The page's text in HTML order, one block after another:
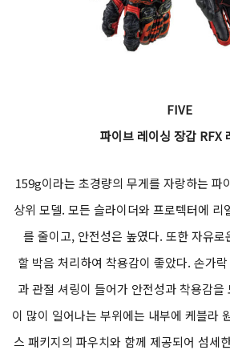
FIVE
파이브 레이싱 장갑 RFX
159g이라는 초경량의 무게를 자랑하는 파
상위 모델. 모든 슬라이더와 프로텍터에 리
를 줄이고, 안전성은 높였다. 또한 자유로
할 박음 처리하여 착용감이 좋았다. 손가
과 관절 셔링이 들어가 안전성과 착용감
이 많이 일어나는 부위에는 내부에 케블라
스 패키지의 파우치와 함께 제공되어 섬세